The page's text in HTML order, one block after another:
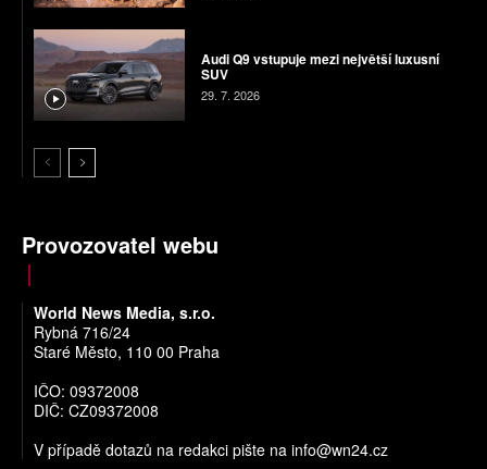
Audi Q9 vstupuje mezi největší luxusní
SUV
29. 7. 2026
Provozovatel webu
World News Media, s.r.o.
Rybná 716/24
Staré Město, 110 00 Praha
IČO: 09372008
DIČ: CZ09372008
V případě dotazů na redakci pište na info@wn24.cz